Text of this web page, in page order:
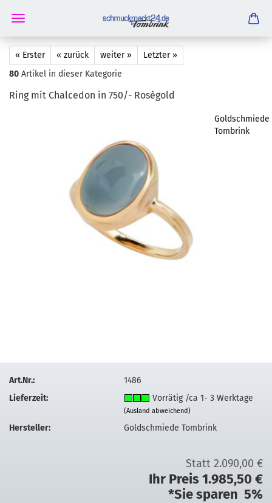
« Erster « zurück weiter »
Letzter »
80 Artikel in dieser Kategorie
Ring mit Chal­ce­don in 750/- Rosègold
Goldschmiede
Tombrink
Art.Nr.:
1486
Lieferzeit:
Vorrätig /ca 1- 3 Werktage
(Ausland abweichend)
Hersteller: Goldschmiede Tombrink
Statt 2.090,00 €
Ihr Preis 1.985,50 €
*Sie sparen 5%